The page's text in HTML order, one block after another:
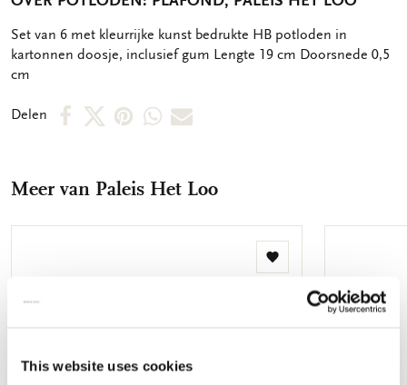
This website uses cookies
OMSCHRIJVING
Set van 6 met kleurrijke kunst bedrukte HB potloden in
kartonnen doosje, inclusief gum Lengte 19 cm Doorsnede 0,5
cm
Delen
DeelDeelDeelDeelDeel
mail
Meer van Paleis Het Loo
Toevoegen
verlanglijst